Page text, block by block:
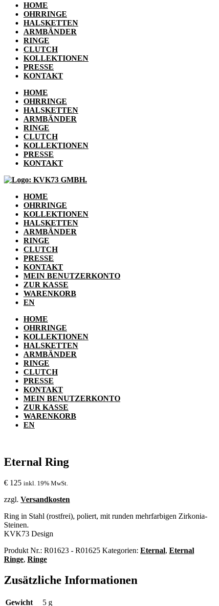
HOME
OHRRINGE
HALSKETTEN
ARMBÄNDER
RINGE
CLUTCH
KOLLEKTIONEN
PRESSE
KONTAKT
HOME
OHRRINGE
HALSKETTEN
ARMBÄNDER
RINGE
CLUTCH
KOLLEKTIONEN
PRESSE
KONTAKT
HOME
OHRRINGE
KOLLEKTIONEN
HALSKETTEN
ARMBÄNDER
RINGE
CLUTCH
PRESSE
KONTAKT
MEIN BENUTZERKONTO
ZUR KASSE
WARENKORB
EN
HOME
OHRRINGE
KOLLEKTIONEN
HALSKETTEN
ARMBÄNDER
RINGE
CLUTCH
PRESSE
KONTAKT
MEIN BENUTZERKONTO
ZUR KASSE
WARENKORB
EN
Eternal Ring
€ 125 inkl. 19% MwSt.
zzgl. Versandkosten
Ring in Stahl (rostfrei), poliert, mit runden mehrfarbigen Zirkonia-
Steinen.
KVK73 Design
Produkt Nr.: R01623 - R01625 Kategorien: Eternal, Eternal
Ringe, Ringe
Zusätzliche Informationen
Gewicht 5 g